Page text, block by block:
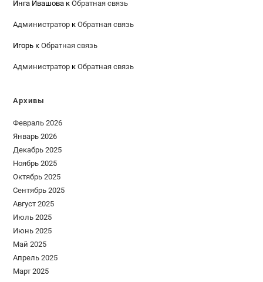
Инга Ивашова кОбратная связь
Администратор кОбратная связь
Игорь кОбратная связь
Администратор кОбратная связь
Архивы
Февраль 2026
Январь 2026
Декабрь 2025
Ноябрь 2025
Октябрь 2025
Сентябрь 2025
Август 2025
Июль 2025
Июнь 2025
Май 2025
Апрель 2025
Март 2025